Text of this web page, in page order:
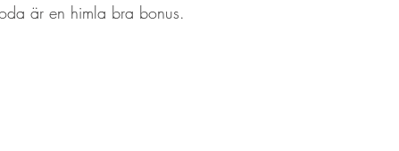
är en himla bra bonus.